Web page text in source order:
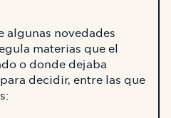
algunas novedades
materias que el
o donde dejaba
decidir, entre las que